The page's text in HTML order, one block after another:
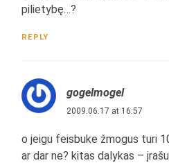
pilietybę…?
REPLY
gogelmogel
2009.06.17 at 16:57
o jeigu feisbuke žmogus turi
ar dar ne? kitas dalykas –